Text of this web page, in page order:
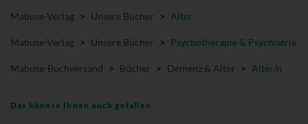
Mabuse-Verlag > Unsere Bücher > Alter
Mabuse-Verlag > Unsere Bücher > Psychotherapie & Psychiatrie
Mabuse-Buchversand > Bücher > Demenz & Alter > Alter/n
Das könnte Ihnen auch gefallen